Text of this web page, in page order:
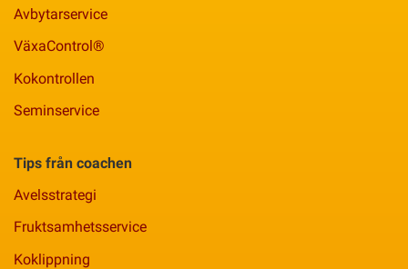
Avbytarservice
VäxaControl®
Kokontrollen
Seminservice
Tips från coachen
Avelsstrategi
Fruktsamhetsservice
Koklippning